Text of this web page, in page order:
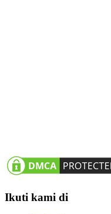
Ikuti kami di